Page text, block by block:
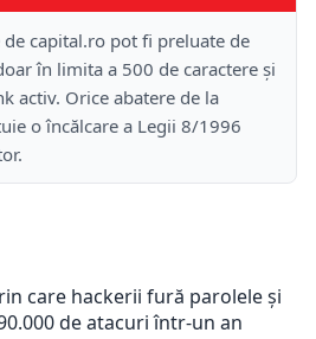
capital.ro pot fi preluate de
în limita a 500 de caractere și
activ. Orice abatere de la
o încălcare a Legii 8/1996
care hackerii fură parolele și
de atacuri într-un an